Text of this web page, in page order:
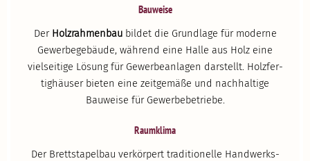
Bauweise
Der Holzrah­menbaubildet die Grundlage für moderne
Gewer­be­ge­bäude, während eine Halle aus Holz eine
vielseitige Lösung für Gewer­be­an­lagen darstellt. Holzfer­
tig­häuser bieten eine zeitgemäße und nachhaltige
Bauweise für Gewer­be­be­triebe.
Raumklima
Der Brett­sta­pelbau verkörpert tradi­tio­nelle Handwerks­